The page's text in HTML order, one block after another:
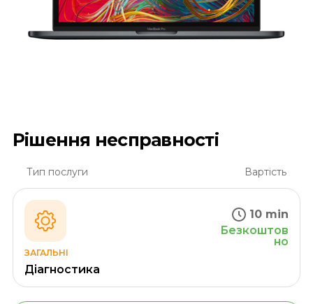
Рішення несправності
Тип послуги Вартість
ЗАГАЛЬНІ
Діагностика
10 min
Безкоштов
но